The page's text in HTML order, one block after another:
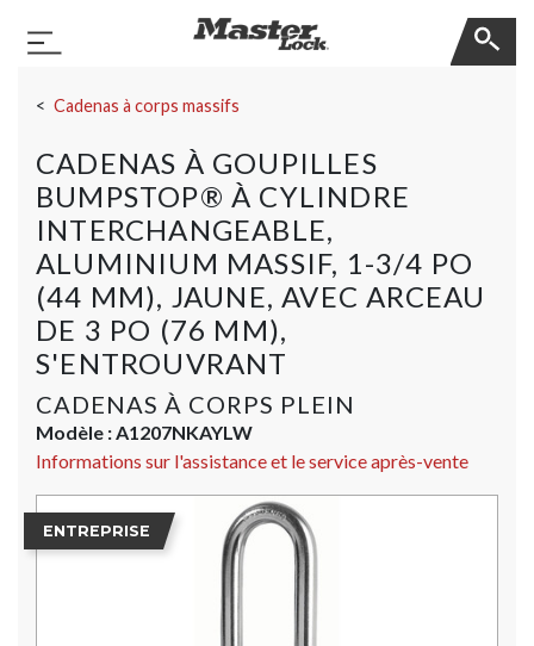
Basculer la navigation
Cadenas à corps massifs
CADENAS À GOUPILLES
BUMPSTOP® À CYLINDRE
INTERCHANGEABLE,
ALUMINIUM MASSIF, 1-3/4 PO
(44 MM), JAUNE, AVEC ARCEAU
DE 3 PO (76 MM),
S'ENTROUVRANT
CADENAS À CORPS PLEIN
Modèle :A1207NKAYLW
Informations sur l'assistance et le service après-vente
ENTREPRISE